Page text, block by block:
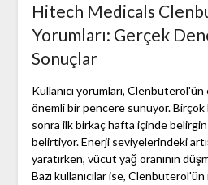
Hitech Medicals
Yorumları: Gerçek
Sonuçlar
Kullanıcı yorumları,
önemli bir pencere sunuyor. Birçok
sonra ilk birkaç hafta içinde
belirtiyor. Enerji seviyelerindeki
yaratırken, vücut yağ oranının
Bazı kullanıcılar ise,